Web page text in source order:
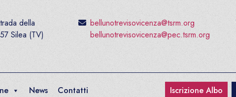
della
Silea (TV)
bellunotrevisovicenza@tsrm.org
bellunotrevisovicenza@pec.tsrm.org
News Contatti Iscrizione Albo